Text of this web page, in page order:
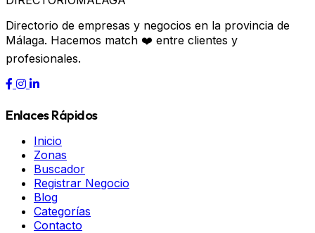
Directorio de empresas y negocios en la provincia de
Málaga. Hacemos match ❤️ entre clientes y
profesionales.
Enlaces Rápidos
Inicio
Zonas
Buscador
Registrar Negocio
Blog
Categorías
Contacto